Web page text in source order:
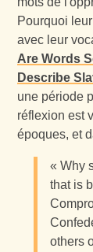
Pourquoi
avec leur
Are Words
Describe
une période
réflexion est
époques, et
« Why
that is
others